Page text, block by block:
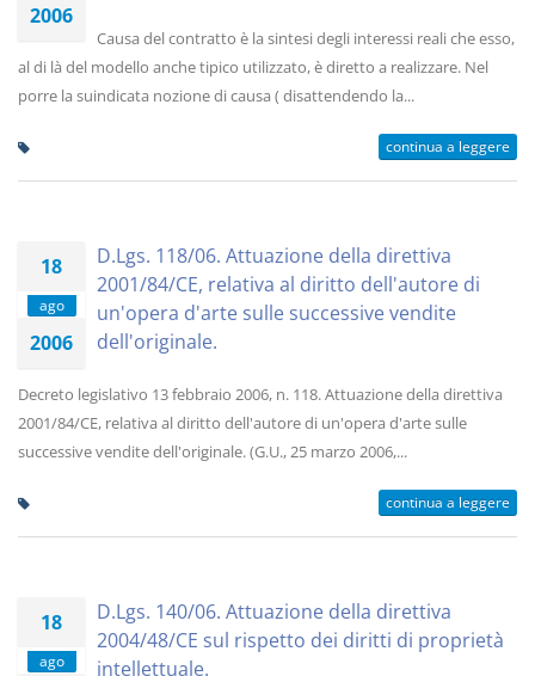
2006
Causa del contratto è la sintesi degli interessi reali che esso,
al di là del modello anche tipico utilizzato, è diretto a realizzare. Nel
porre la suindicata nozione di causa ( disattendendo la...
continua a leggere
18
ago
2006
D.Lgs. 118/06. Attuazione della direttiva
2001/84/CE, relativa al diritto dell'autore di
un'opera d'arte sulle successive vendite
dell'originale.
Decreto legislativo 13 febbraio 2006, n. 118. Attuazione della direttiva
2001/84/CE, relativa al diritto dell'autore di un'opera d'arte sulle
successive vendite dell'originale. (G.U., 25 marzo 2006,...
continua a leggere
18
ago
D.Lgs. 140/06. Attuazione della direttiva
2004/48/CE sul rispetto dei diritti di proprietà
intellettuale.